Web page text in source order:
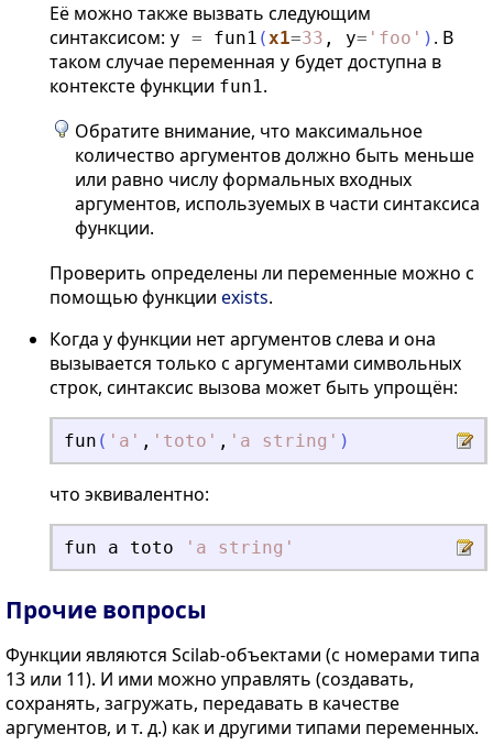
Её можно также вызвать следующим
синтаксисом: y = fun1 (x1=33 , y= ' foo ' ) . В
таком случае переменная y будет доступна в
контексте функции fun1.
Обратите внимание, что максимальное
количество аргументов должно быть меньше
или равно числу формальных входных
аргументов, используемых в части синтаксиса
функции.
Проверить определены ли переменные можно с
помощью функции exists.
Когда у функции нет аргументов слева и она
вызывается только с аргументами символьных
строк, синтаксис вызова может быть упрощён:
fun ( ' a ' , ' toto ' , ' a string ' )
что эквивалентно:
fun a toto ' a string '
Прочие вопросы
Функции являются Scilab-объектами (с номерами типа
13 или 11). И ими можно управлять (создавать,
сохранять, загружать, передавать в качестве
аргументов, и т. д.) как и другими типами переменных.